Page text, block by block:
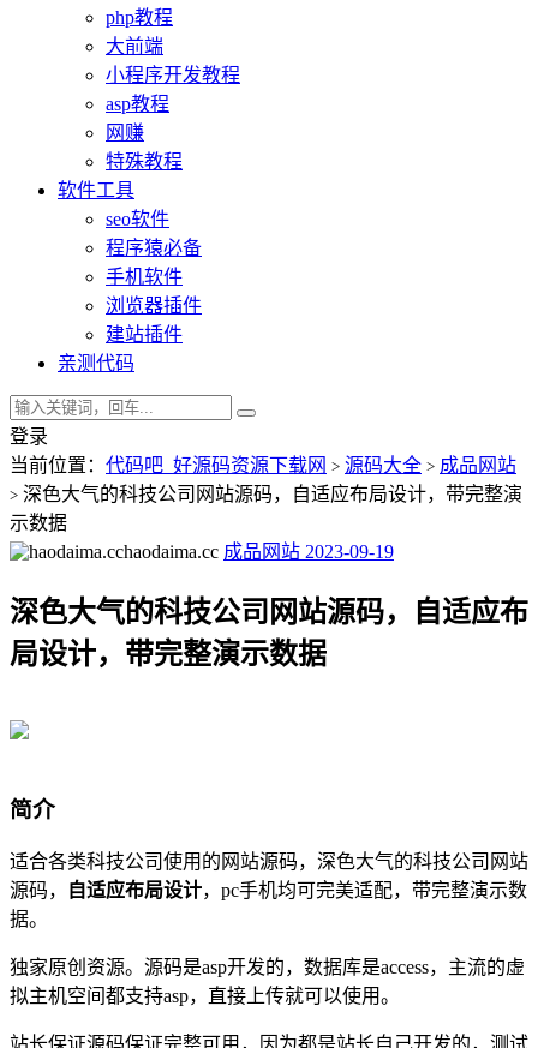
php教程
大前端
小程序开发教程
asp教程
网赚
特殊教程
软件工具
seo软件
程序猿必备
手机软件
浏览器插件
建站插件
亲测代码
登录
当前位置： 代码吧_好源码资源下载网 > 源码大全 > 成品网站
> 深色大气的科技公司网站源码，自适应布局设计，带完整演
示数据
haodaima.cc 成品网站 2023-09-19
深色大气的科技公司网站源码，自适应布
局设计，带完整演示数据
简介
适合各类科技公司使用的网站源码，深色大气的科技公司网站
源码，
自适应布局设计，pc手机均可完美适配，带完整演示数
据。
独家原创资源。源码是asp开发的，数据库是access，主流的虚
拟主机空间都支持asp，直接上传就可以使用。